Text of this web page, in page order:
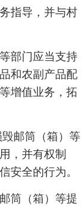
指导，并与村
部门应当支持
和农副产品配
增值业务，拓
邮筒（箱）等
，并有权制
安全的行为。
筒（箱）等提